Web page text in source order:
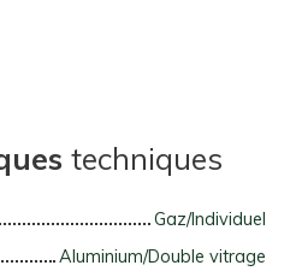
techniques
Gaz/Individuel
Aluminium/Double vitrage